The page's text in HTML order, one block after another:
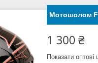
Мотошолом
1 300 ₴
Показати оптові